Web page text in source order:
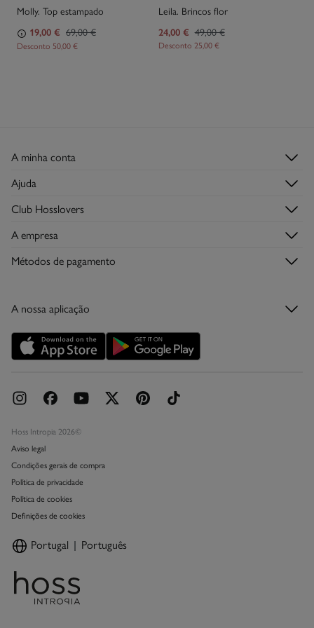
Molly. Top estampado
19,00 € 69,00 €
Desconto 50,00 €
Leila. Brincos flor
24,00 € 49,00 €
Desconto 25,00 €
A minha conta
Registar-me
Histórico de Encomendas
Moradas de envio
Ajuda
Envios
Trocas, devoluções e desistências
Cartão Presente Online
Promoções vigentes
Livro de Reclamações online
Club Hosslovers
Torne-se Hosslover →
A empresa
Descubra a app
Métodos de pagamento
A nossa aplicação
Hoss Intropia 2026©
Aviso legal
Condições gerais de compra
Política de privacidade
Política de cookies
Definições de cookies
Portugal Português